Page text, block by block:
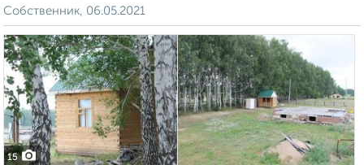
Собственник, 06.05.2021
15